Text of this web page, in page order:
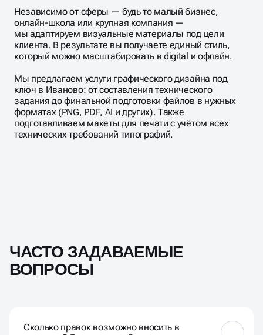
Независимо от сферы — будь то малый бизнес,
онлайн-школа или крупная компания —
мы адаптируем визуальные материалы под цели
клиента. В результате вы получаете единый стиль,
который можно масштабировать в digital и офлайн.
Мы предлагаем услуги графического дизайна под
ключ в Иваново: от составления технического
задания до финальной подготовки файлов в нужных
форматах (PNG, PDF, AI и других). Также
подготавливаем макеты для печати с учётом всех
технических требований типографий.
ЧАСТО ЗАДАВАЕМЫЕ
ВОПРОСЫ
Сколько правок возможно вносить в